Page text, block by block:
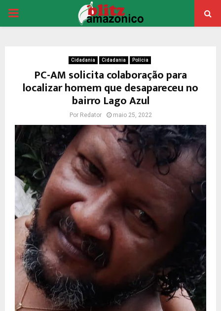
PRIMARY
Cidadania Cidadania Polícia
PC-AM solicita colaboração para
localizar homem que desapareceu no
bairro Lago Azul
Por Redator maio 25, 2022